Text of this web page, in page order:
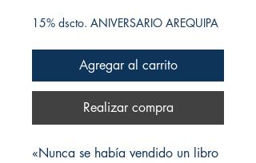
15% dscto. ANIVERSARIO AREQUIPA
Agregar al carrito
Realizar compra
«Nunca se había vendido un libro